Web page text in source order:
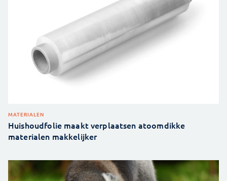
MATERIALEN
Huishoudfolie maakt verplaatsen atoomdikke
materialen makkelijker